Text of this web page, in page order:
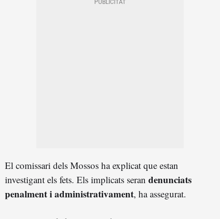
El comissari dels Mossos ha explicat que estan
investigant els fets. Els implicats seran denunciats
penalment i administrativament, ha assegurat.